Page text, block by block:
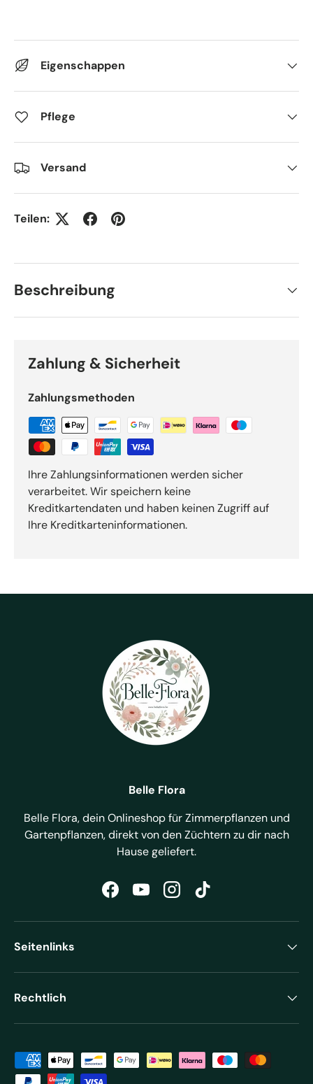
Eigenschappen
Pflege
Versand
Teilen:
Beschreibung
Zahlung & Sicherheit
Zahlungsmethoden
Ihre Zahlungsinformationen werden sicher
verarbeitet. Wir speichern keine
Kreditkartendaten und haben keinen Zugriff auf
Ihre Kreditkarteninformationen.
Belle Flora
Belle Flora, dein Onlineshop für Zimmerpflanzen und
Gartenpflanzen, direkt von den Züchtern zu dir nach
Hause geliefert.
FacebookYouTubeInstagramTikTok
Seitenlinks
Rechtlich
Zahlungsmethoden